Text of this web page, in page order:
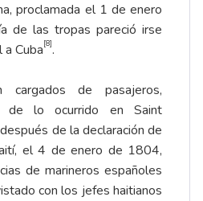
proclamada el 1 de enero
de las tropas pareció irse
Cuba[8].
cargados de pasajeros,
de lo ocurrido en Saint
de la declaración de
el 4 de enero de 1804,
de marineros españoles
con los jefes haitianos